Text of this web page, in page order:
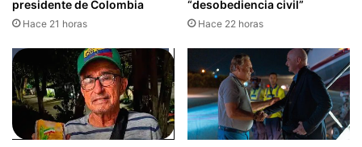
presidente de Colombia
Hace 21 horas
“desobediencia civil”
Hace 22 horas